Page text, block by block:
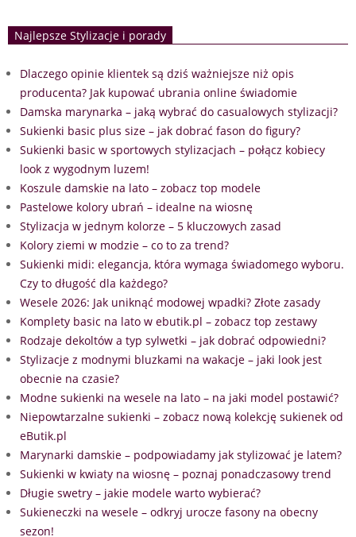
Najlepsze Stylizacje i porady
Dlaczego opinie klientek są dziś ważniejsze niż opis
producenta? Jak kupować ubrania online świadomie
Damska marynarka – jaką wybrać do casualowych stylizacji?
Sukienki basic plus size – jak dobrać fason do figury?
Sukienki basic w sportowych stylizacjach – połącz kobiecy
look z wygodnym luzem!
Koszule damskie na lato – zobacz top modele
Pastelowe kolory ubrań – idealne na wiosnę
Stylizacja w jednym kolorze – 5 kluczowych zasad
Kolory ziemi w modzie – co to za trend?
Sukienki midi: elegancja, która wymaga świadomego wyboru.
Czy to długość dla każdego?
Wesele 2026: Jak uniknąć modowej wpadki? Złote zasady
Komplety basic na lato w ebutik.pl – zobacz top zestawy
Rodzaje dekoltów a typ sylwetki – jak dobrać odpowiedni?
Stylizacje z modnymi bluzkami na wakacje – jaki look jest
obecnie na czasie?
Modne sukienki na wesele na lato – na jaki model postawić?
Niepowtarzalne sukienki – zobacz nową kolekcję sukienek od
eButik.pl
Marynarki damskie – podpowiadamy jak stylizować je latem?
Sukienki w kwiaty na wiosnę – poznaj ponadczasowy trend
Długie swetry – jakie modele warto wybierać?
Sukieneczki na wesele – odkryj urocze fasony na obecny
sezon!